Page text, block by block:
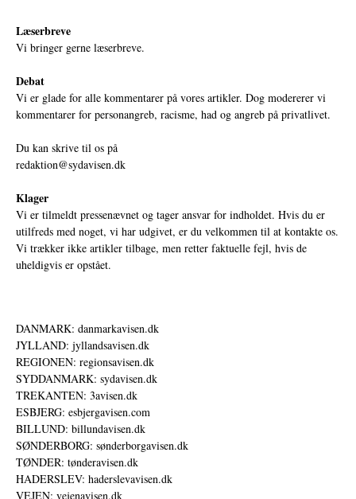
Læserbreve
Vi bringer gerne læserbreve.
Debat
Vi er glade for alle kommentarer på vores artikler. Dog modererer vi
kommentarer for personangreb, racisme, had og angreb på privatlivet.
Du kan skrive til os på
redaktion@sydavisen.dk
Klager
Vi er tilmeldt pressenævnet og tager ansvar for indholdet. Hvis du er
utilfreds med noget, vi har udgivet, er du velkommen til at kontakte os.
Vi trækker ikke artikler tilbage, men retter faktuelle fejl, hvis de
uheldigvis er opstået.
DANMARK: danmarkavisen.dk
JYLLAND: jyllandsavisen.dk
REGIONEN: regionsavisen.dk
SYDDANMARK: sydavisen.dk
TREKANTEN: 3avisen.dk
ESBJERG: esbjergavisen.com
BILLUND: billundavisen.dk
SØNDERBORG: sønderborgavisen.dk
TØNDER: tønderavisen.dk
HADERSLEV: haderslevavisen.dk
VEJEN: vejenavisen.dk